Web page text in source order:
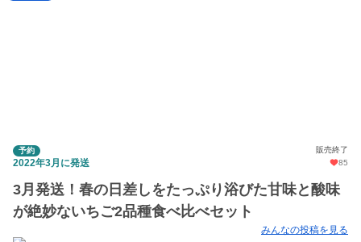
予約 販売終了
2022年3月に発送 85
3月発送！春の日差しをたっぷり浴びた甘味と酸味
が絶妙ないちご2品種食べ比べセット
みんなの投稿を見る